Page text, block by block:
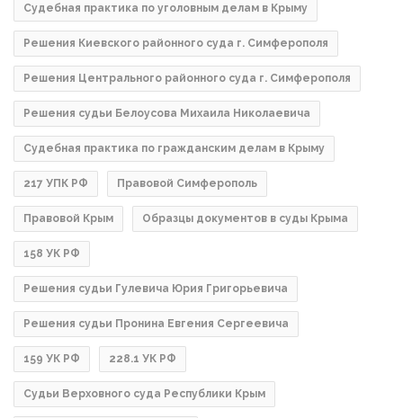
Судебная практика по уголовным делам в Крыму
Решения Киевского районного суда г. Симферополя
Решения Центрального районного суда г. Симферополя
Решения судьи Белоусова Михаила Николаевича
Судебная практика по гражданским делам в Крыму
217 УПК РФ Правовой Симферополь
Правовой Крым Образцы документов в суды Крыма
158 УК РФ
Решения судьи Гулевича Юрия Григорьевича
Решения судьи Пронина Евгения Сергеевича
159 УК РФ 228.1 УК РФ
Судьи Верховного суда Республики Крым